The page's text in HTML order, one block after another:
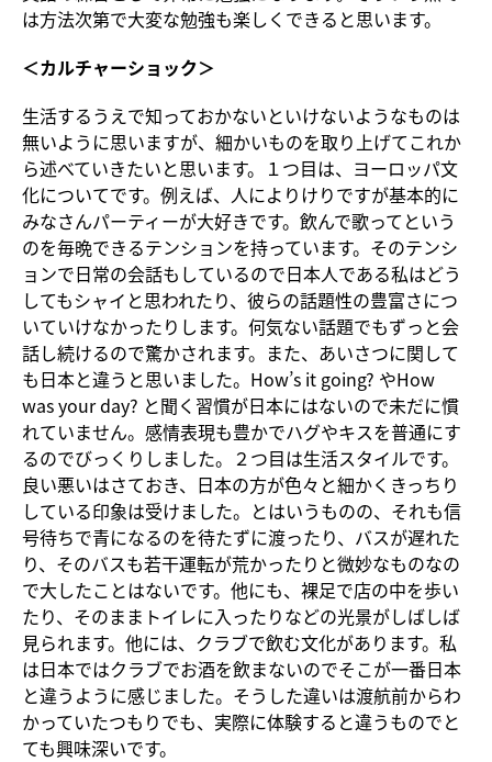
は方法次第で大変な勉強も楽しくできると思います。
＜カルチャーショック＞
生活するうえで知っておかないといけないようなものは
無いように思いますが、細かいものを取り上げてこれか
ら述べていきたいと思います。１つ目は、ヨーロッパ文
化についてです。例えば、人によりけりですが基本的に
みなさんパーティーが大好きです。飲んで歌ってという
のを毎晩できるテンションを持っています。そのテンシ
ョンで日常の会話もしているので日本人である私はどう
してもシャイと思われたり、彼らの話題性の豊富さにつ
いていけなかったりします。何気ない話題でもずっと会
話し続けるので驚かされます。また、あいさつに関して
も日本と違うと思いました。How’s it going? やHow
was your day? と聞く習慣が日本にはないので未だに慣
れていません。感情表現も豊かでハグやキスを普通にす
るのでびっくりしました。２つ目は生活スタイルです。
良い悪いはさておき、日本の方が色々と細かくきっちり
している印象は受けました。とはいうものの、それも信
号待ちで青になるのを待たずに渡ったり、バスが遅れた
り、そのバスも若干運転が荒かったりと微妙なものなの
で大したことはないです。他にも、裸足で店の中を歩い
たり、そのままトイレに入ったりなどの光景がしばしば
見られます。他には、クラブで飲む文化があります。私
は日本ではクラブでお酒を飲まないのでそこが一番日本
と違うように感じました。そうした違いは渡航前からわ
かっていたつもりでも、実際に体験すると違うものでと
ても興味深いです。